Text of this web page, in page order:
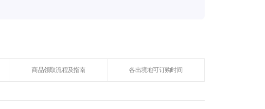
商品领取流程及指南 各出境地可订购时间